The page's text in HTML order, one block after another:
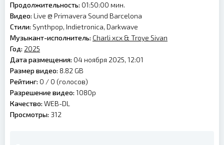
Продолжительность: 01:50:00 мин.
Видео: Live @ Primavera Sound Barcelona
Стили: Synthpop, Indietronica, Darkwave
Музыкант-исполнитель: Charli xcx & Troye Sivan
Год: 2025
Дата размещения: 04 ноября 2025, 12:01
Размер видео: 8.82 GB
Рейтинг: 0 / 0 (голосов)
Разрешение видео: 1080p
Качество: WEB-DL
Просмотры: 312